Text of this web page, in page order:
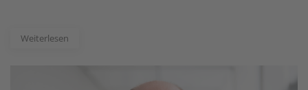
Weiterlesen